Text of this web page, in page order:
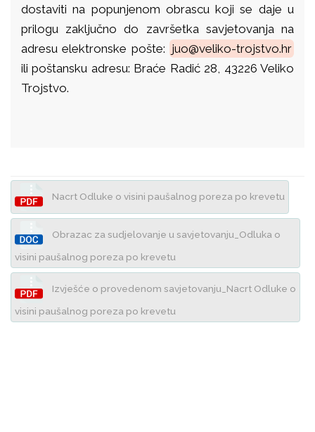
dostaviti na popunjenom obrascu koji se daje u
prilogu zaključno do završetka savjetovanja na
adresu elektronske pošte: juo@veliko-trojstvo.hr
ili poštansku adresu: Braće Radić 28, 43226 Veliko
Trojstvo.
Nacrt Odluke o visini paušalnog poreza po krevetu
Obrazac za sudjelovanje u savjetovanju_Odluka o
visini paušalnog poreza po krevetu
Izvješće o provedenom savjetovanju_Nacrt Odluke o
visini paušalnog poreza po krevetu